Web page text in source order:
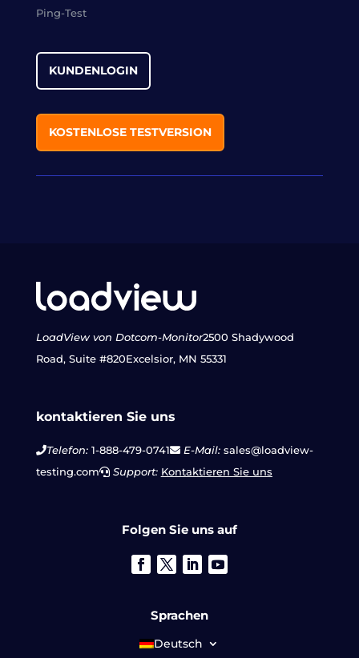
Ping-Test
KUNDENLOGIN
KOSTENLOSE TESTVERSION
LoadView von Dotcom-Monitor2500 Shadywood
Road, Suite #820Excelsior, MN 55331
kontaktieren Sie uns
Telefon:1-888-479-0741 E-Mail:sales@loadview-
testing.com
Support: Kontaktieren Sie uns
Folgen Sie uns auf
Sprachen
Deutsch